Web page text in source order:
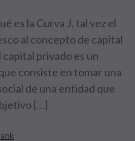
es la Curva J, tal vez el
al concepto de capital
privado es un
consiste en tomar una
de una entidad que
[…]